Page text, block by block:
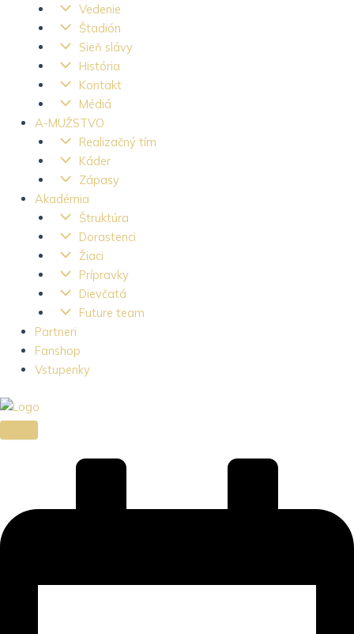
Vedenie
Štadión
Sieň slávy
História
Kontakt
Médiá
A-MUŽSTVO
Realizačný tím
Káder
Zápasy
Akadémia
Štruktúra
Dorastenci
Žiaci
Prípravky
Dievčatá
Future team
Partneri
Fanshop
Vstupenky